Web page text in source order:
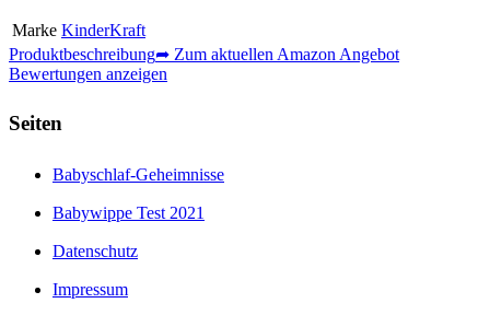
Marke KinderKraft
Produktbeschreibung➦ Zum aktuellen Amazon Angebot
Bewertungen anzeigen
Seiten
Babyschlaf-Geheimnisse
Babywippe Test 2021
Datenschutz
Impressum